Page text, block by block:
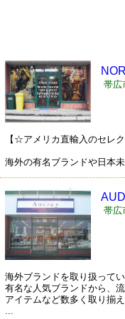
帯広
【☆アメリカ直輸入のセレ
海外の有名ブランドや日本
帯広
海外ブランドを取り扱って
有名な人気ブランドから、
アイテムなど数多く取り揃
...